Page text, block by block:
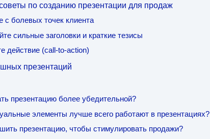
по созданию презентации для продаж
с болевых точек клиента
сильные заголовки и краткие тезисы
действие (call-to-action)
презентаций
презентацию более убедительной?
элементы лучше всего работают в презентациях?
презентацию, чтобы стимулировать продажи?